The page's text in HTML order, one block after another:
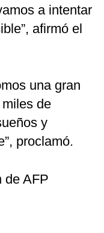
a intentar
afirmó el
una gran
de
y
proclamó.
de AFP